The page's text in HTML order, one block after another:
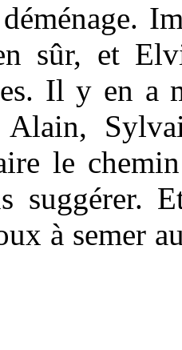
déménage.
sûr, et
Il y en a
Alain,
le
suggérer.
à semer